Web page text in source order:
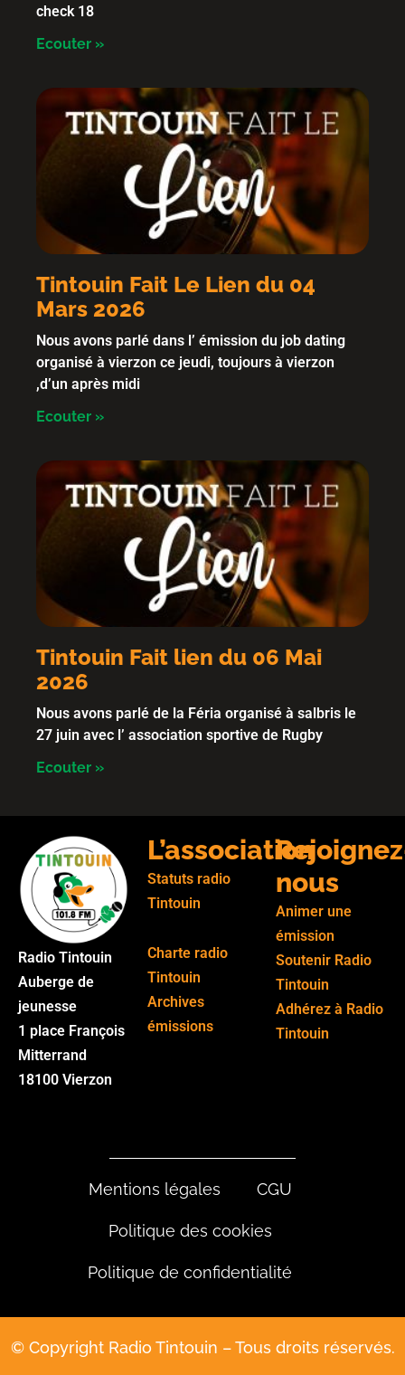
check 18
Ecouter »
Tintouin Fait Le Lien du 04
Mars 2026
Nous avons parlé dans l’ émission du job dating
organisé à vierzon ce jeudi, toujours à vierzon
,d’un après midi
Ecouter »
Tintouin Fait lien du 06 Mai
2026
Nous avons parlé de la Féria organisé à salbris le
27 juin avec l’ association sportive de Rugby
Ecouter »
Radio Tintouin
Auberge de
jeunesse
1 place François
Mitterrand
18100 Vierzon
L’association
Statuts radio
Tintouin
Charte radio
Tintouin
Archives
émissions
nous
Animer une
émission
Soutenir Radio
Tintouin
Adhérez à Radio
Tintouin
Mentions légales CGU
Politique des cookies
Politique de confidentialité
© Copyright Radio Tintouin – Tous droits réservés.